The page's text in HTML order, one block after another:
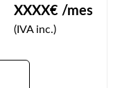
XXXX€ /mes
(IVA inc.)